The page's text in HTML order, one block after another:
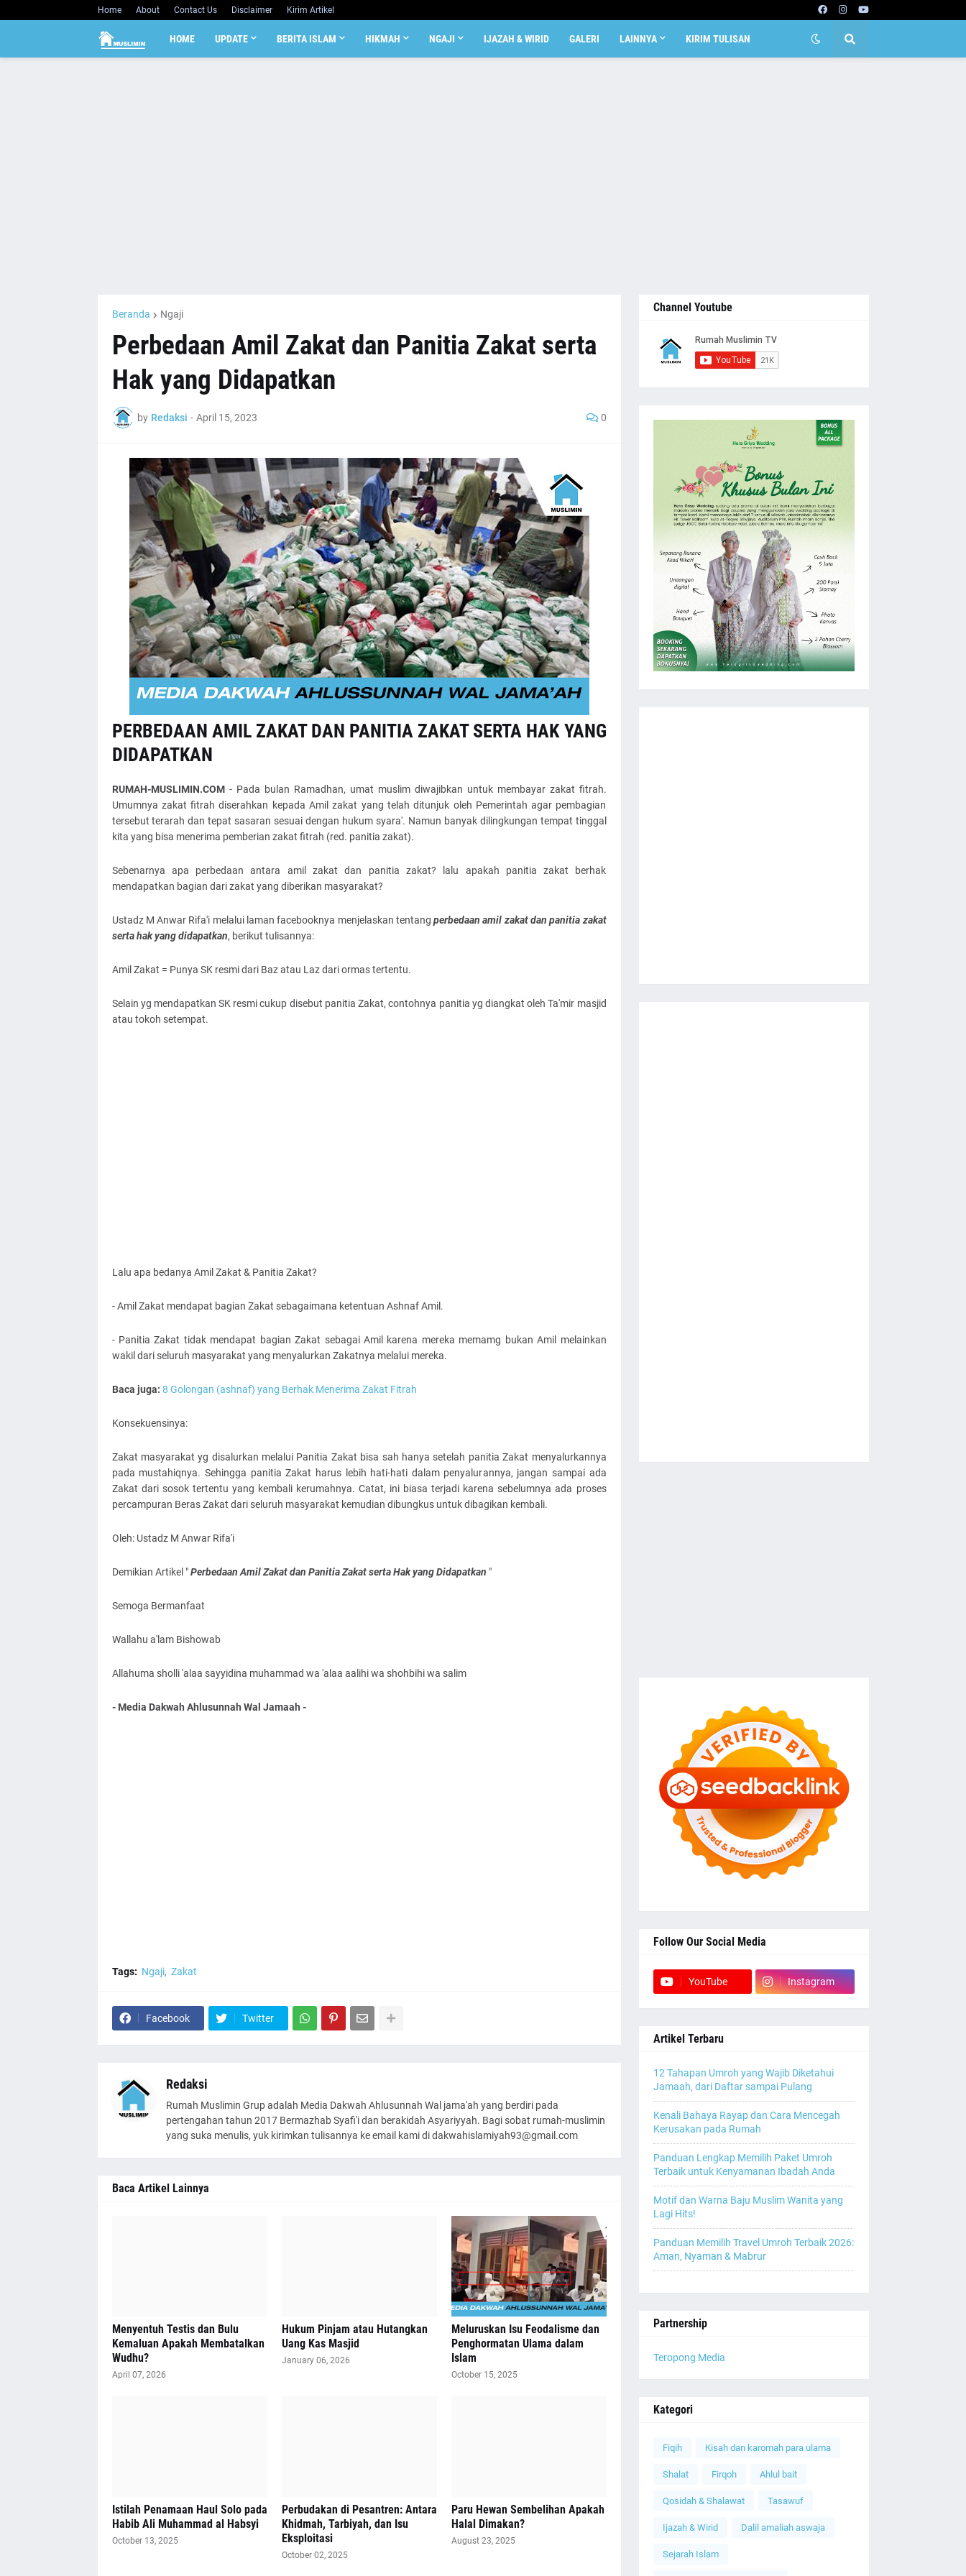
Home About Contact Us Disclaimer Kirim Artikel
HOME UPDATE BERITA ISLAM HIKMAH NGAJI IJAZAH & WIRID GALERI LAINNYA KIRIM TULISAN
Beranda Ngaji
Perbedaan Amil Zakat dan Panitia Zakat serta
Hak yang Didapatkan
by Redaksi - April 15, 2023 0
PERBEDAAN AMIL ZAKAT DAN PANITIA ZAKAT SERTA HAK YANG
DIDAPATKAN
RUMAH-MUSLIMIN.COM- Pada bulan Ramadhan, umat muslim diwajibkan untuk membayar zakat fitrah.
Umumnya zakat fitrah diserahkan kepada Amil zakat yang telah ditunjuk oleh Pemerintah agar pembagian
tersebut terarah dan tepat sasaran sesuai dengan hukum syara'. Namun banyak dilingkungan tempat tinggal
kita yang bisa menerima pemberian zakat fitrah (red. panitia zakat).
Sebenarnya apa perbedaan antara amil zakat dan panitia zakat? lalu apakah panitia zakat berhak
mendapatkan bagian dari zakat yang diberikan masyarakat?
Ustadz M Anwar Rifa'i melalui laman facebooknya menjelaskan tentangperbedaan amil zakat dan panitia zakat
serta hak yang didapatkan, berikut tulisannya:
Amil Zakat = Punya SK resmi dari Baz atau Laz dari ormas tertentu.
Selain yg mendapatkan SK resmi cukup disebut panitia Zakat, contohnya panitia yg diangkat oleh Ta'mir masjid
atau tokoh setempat.
Lalu apa bedanya Amil Zakat & Panitia Zakat?
- Amil Zakat mendapat bagian Zakat sebagaimana ketentuan Ashnaf Amil.
- Panitia Zakat tidak mendapat bagian Zakat sebagai Amil karena mereka memamg bukan Amil melainkan
wakil dari seluruh masyarakat yang menyalurkan Zakatnya melalui mereka.
Baca juga: 8 Golongan (ashnaf) yang Berhak Menerima Zakat Fitrah
Konsekuensinya:
Zakat masyarakat yg disalurkan melalui Panitia Zakat bisa sah hanya setelah panitia Zakat menyalurkannya
pada mustahiqnya. Sehingga panitia Zakat harus lebih hati-hati dalam penyalurannya, jangan sampai ada
Zakat dari sosok tertentu yang kembali kerumahnya. Catat, ini biasa terjadi karena sebelumnya ada proses
percampuran Beras Zakat dari seluruh masyarakat kemudian dibungkus untuk dibagikan kembali.
Oleh: Ustadz M Anwar Rifa'i
Demikian Artikel "Perbedaan Amil Zakat dan Panitia Zakat serta Hak yang Didapatkan "
Semoga Bermanfaat
Wallahu a'lam Bishowab
Allahuma sholli 'alaa sayyidina muhammad wa 'alaa aalihi wa shohbihi wa salim
- Media Dakwah Ahlusunnah Wal Jamaah -
Tags: Ngaji Zakat
Facebook Twitter
Redaksi
Rumah Muslimin Grup adalah Media Dakwah Ahlusunnah Wal jama'ah yang berdiri pada
pertengahan tahun 2017 Bermazhab Syafi'i dan berakidah Asyariyyah. Bagi sobat rumah-muslimin
yang suka menulis, yuk kirimkan tulisannya ke email kami di dakwahislamiyah93@gmail.com
Baca Artikel Lainnya
Menyentuh Testis dan Bulu
Kemaluan Apakah Membatalkan
Wudhu?
April 07, 2026
Hukum Pinjam atau Hutangkan
Uang Kas Masjid
January 06, 2026
Meluruskan Isu Feodalisme dan
Penghormatan Ulama dalam
Islam
October 15, 2025
Istilah Penamaan Haul Solo pada
Habib Ali Muhammad al Habsyi
October 13, 2025
Perbudakan di Pesantren: Antara
Khidmah, Tarbiyah, dan Isu
Eksploitasi
October 02, 2025
Paru Hewan Sembelihan Apakah
Halal Dimakan?
August 23, 2025
Channel Youtube
Follow Our Social Media
YouTube Instagram
Artikel Terbaru
12 Tahapan Umroh yang Wajib Diketahui
Jamaah, dari Daftar sampai Pulang
Kenali Bahaya Rayap dan Cara Mencegah
Kerusakan pada Rumah
Panduan Lengkap Memilih Paket Umroh
Terbaik untuk Kenyamanan Ibadah Anda
Motif dan Warna Baju Muslim Wanita yang
Lagi Hits!
Panduan Memilih Travel Umroh Terbaik 2026:
Aman, Nyaman & Mabrur
Partnership
Teropong Media
Kategori
Fiqih Kisah dan karomah para ulama
Shalat Firqoh Ahlul bait
Qosidah & Shalawat Tasawuf
Ijazah & Wirid Dalil amaliah aswaja
Sejarah Islam